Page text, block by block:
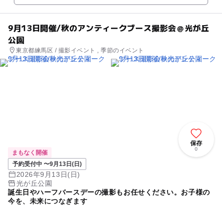
9月13日開催/秋のアンティークブース撮影会＠光が丘
公園
東京都練馬区 / 撮影イベント , 季節のイベント
保存
0
まもなく開催
予約受付中 〜9月13日(日)
2026年9月13日(日)
光が丘公園
誕生日やハーフバースデーの撮影もお任せください。お子様の
今を、未来につなぎます